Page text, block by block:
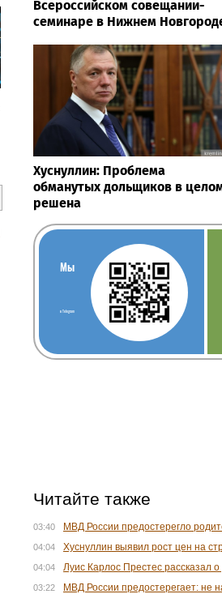
Всероссийском совещании-
семинаре в Нижнем
Хуснуллин: Проблема
обманутых дольщиков в
решена
Мы
в Telegram
Читайте также
03:40 МВД России предостерегло
04:04 Хуснуллин выявил рост цен на
04:04 Луис Карлос Престес рассказал
03:22 МВД России предостерегает: не